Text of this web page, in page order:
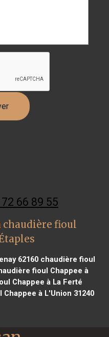
66 89 55
fioul
62160chaudière fioul
fioul Chappee à
Chappee à La Ferté
à L'Union 31240